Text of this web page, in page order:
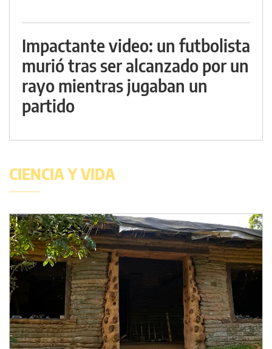
Impactante video: un futbolista
murió tras ser alcanzado por un
rayo mientras jugaban un
partido
CIENCIA Y VIDA